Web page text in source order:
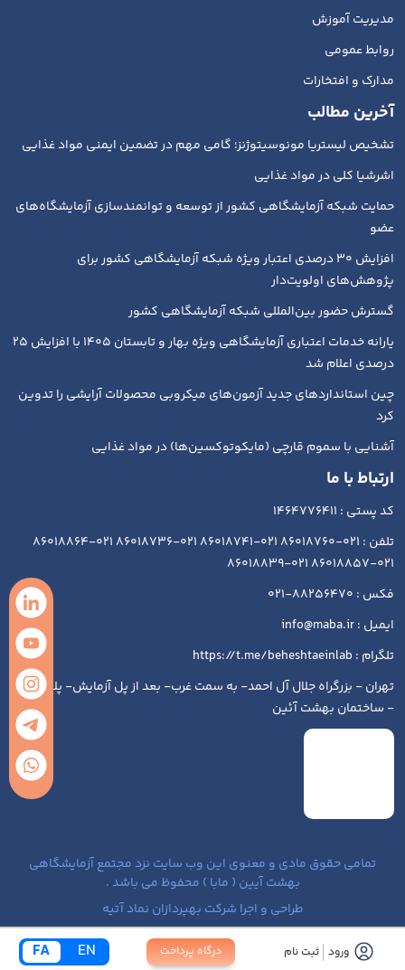
درگاه پرداخت ورود ثبت نام EN
FA
مدیریت آموزش
روابط عمومی
مدارک و افتخارات
آخرین مطالب
تشخیص لیستریا مونوسیتوژنز؛ گامی مهم در تضمین ایمنی مواد غذایی
اشرشیا کلی در مواد غذایی
حمایت شبکه آزمایشگاهی کشور از توسعه و توانمندسازی آزمایشگاه‌های
عضو
افزایش ۳۰ درصدی اعتبار ویژه شبکه آزمایشگاهی کشور برای
پژوهش‌های اولویت‌دار
گسترش حضور بین‌المللی شبکه آزمایشگاهی کشور
یارانه خدمات اعتباری آزمایشگاهی ویژه بهار و تابستان ۱۴۰۵ با افزایش ۲۵
درصدی اعلام شد
چین استانداردهای جدید آزمون‌های میکروبی محصولات آرایشی را تدوین
کرد
آشنایی با سموم قارچی (مایکوتوکسین‌ها) در مواد غذایی
ارتباط با ما
کد پستی : 1464776411
تلفن : 021-86018760 021-86018741 021-86018736 021-86018864
021-86018857 021-86018839
فکس : 88256470-021
ایمیل : info@maba.ir
تلگرام : https://t.me/beheshtaeinlab
تهران - بزرگراه جلال آل احمد- به سمت غرب- بعد از پل آزمایش- پلاک ۱۹۳
- ساختمان بهشت آئین
تمامی حقوق مادی و معنوی این وب سایت نزد مجتمع آزمایشگاهی
بهشت آیین ( مابا ) محفوظ می باشد .
طراحی و اجرا شرکت بهپردازان نماد آتیه